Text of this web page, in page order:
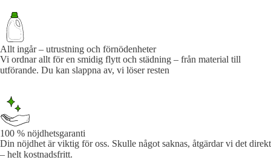
Allt ingår – utrustning och förnödenheter
Vi ordnar allt för en smidig flytt och städning – från material till
utförande. Du kan slappna av, vi löser resten
100 % nöjdhetsgaranti
Din nöjdhet är viktig för oss. Skulle något saknas, åtgärdar vi det direkt
– helt kostnadsfritt.